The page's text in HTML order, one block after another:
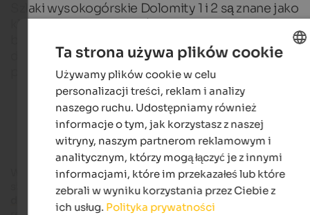
Szlaki wysokogórskie Dolomity 1 i 2 są znane jako
bardzo popularne w miesiącach letnich i wymagają
dużej sprawności fizycznej i wytrzymałości
psychicznej.
Hotele turystyczne w Południowym Tyrolu
W końcu pokusa jest często dość duża, aby po prostu
się w pięknym schronisku górskim lub nawet zejść do jednej z
dolin Dolomitów
i zrezygnować z wędrówki. Ale ci, którzy
Ta strona używa plików cookie
Używamy plików cookie w celu
personalizacji treści, reklam i analizy
naszego ruchu. Udostępniamy również
informacje o tym, jak korzystasz z naszej
witryny, naszym partnerom reklamowym i
analitycznym, którzy mogą łączyć je z innymi
informacjami, które im przekazałeś lub które
zebrali w wyniku korzystania przez Ciebie z
ich usług. Polityka prywatności